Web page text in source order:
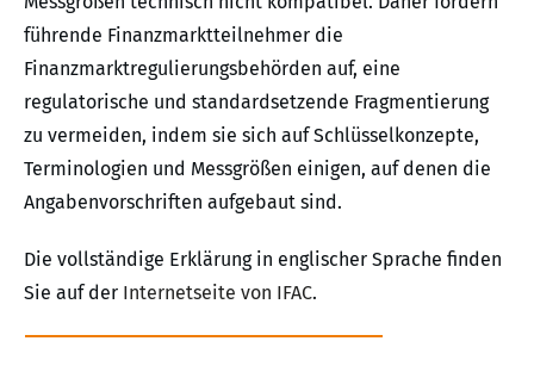
führende Finanzmarktteilnehmer die
Finanzmarktregulierungsbehörden auf, eine
regulatorische und standardsetzende Fragmentierung
zu vermeiden, indem sie sich auf Schlüsselkonzepte,
Terminologien und Messgrößen einigen, auf denen die
Angabenvorschriften aufgebaut sind.
Die vollständige Erklärung in englischer Sprache finden
Sie auf der Internetseite von IFAC.